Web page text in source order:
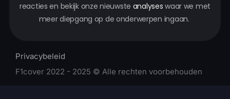
reacties en bekijk onze nieuwste analyses waar we met
meer diepgang op de onderwerpen ingaan.
Privacybeleid
F1cover 2022 - 2025 © Alle rechten voorbehouden